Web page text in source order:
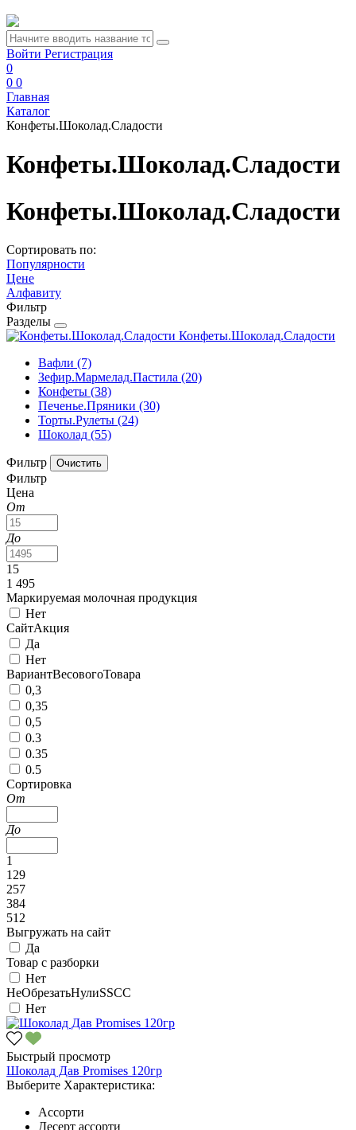
Войти Регистрация
0
0 0
Главная
Каталог
Конфеты.Шоколад.Сладости
Конфеты.Шоколад.Сладости
Конфеты.Шоколад.Сладости
Сортировать по:
Популярности
Цене
Алфавиту
Фильтр
Разделы
Конфеты.Шоколад.Сладости
Вафли (7)
Зефир.Мармелад.Пастила (20)
Конфеты (38)
Печенье.Пряники (30)
Торты.Рулеты (24)
Шоколад (55)
Фильтр
Фильтр
Цена
От
До
15
1 495
Маркируемая молочная продукция
Нет
СайтАкция
Да
Нет
ВариантВесовогоТовара
0,3
0,35
0,5
0.3
0.35
0.5
Сортировка
От
До
1
129
257
384
512
Выгружать на сайт
Да
Товар с разборки
Нет
НеОбрезатьНулиSSCC
Нет
Быстрый просмотр
Шоколад Дав Promises 120гр
Выберите Характеристика:
Ассорти
Десерт ассорти